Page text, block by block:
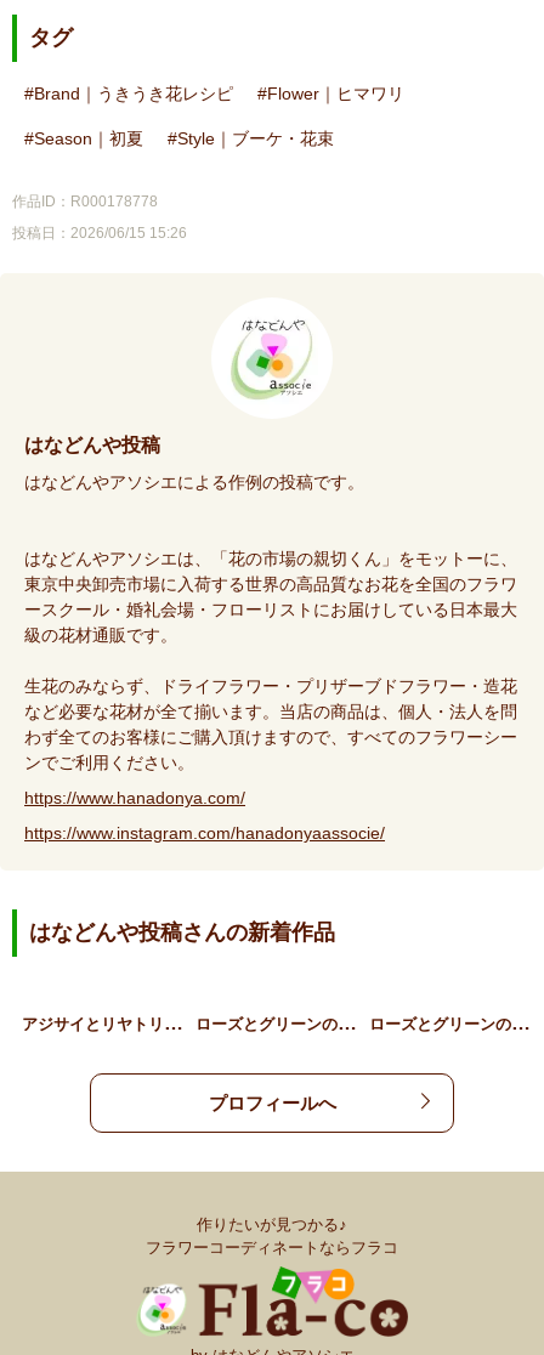
タグ
Brand｜うきうき花レシピ Flower｜ヒマワリ
Season｜初夏 Style｜ブーケ・花束
作品ID：R000178778
投稿日：2026/06/15 15:26
はなどんや投稿
はなどんやアソシエによる作例の投稿です。
はなどんやアソシエは、「花の市場の親切くん」をモットーに、
東京中央卸売市場に入荷する世界の高品質なお花を全国のフラワ
ースクール・婚礼会場・フローリストにお届けしている日本最大
級の花材通販です。
生花のみならず、ドライフラワー・プリザーブドフラワー・造花
など必要な花材が全て揃います。当店の商品は、個人・法人を問
わず全てのお客様にご購入頂けますので、すべてのフラワーシー
ンでご利用ください。
https://www.hanadonya.com/
https://www.instagram.com/hanadonyaassocie/
はなどんや投稿さんの新着作品
ア
ジサイとリヤトリス、草花… ロ
ーズとグリーンのギフトア… ロ
ーズとグリーンのスタンデ…
プロフィールへ
作りたいが見つかる♪
フラワーコーディネートならフラコ